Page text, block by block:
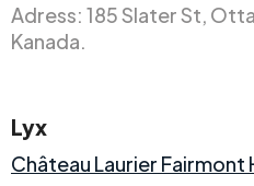
Adress: 185 Slater St,
Kanada.
Lyx
Château Laurier Fairmont